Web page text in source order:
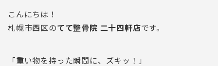
こんにちは！
札幌市西区のてて整骨院 二十四軒店です。
「重い物を持った瞬間に、ズキッ！」